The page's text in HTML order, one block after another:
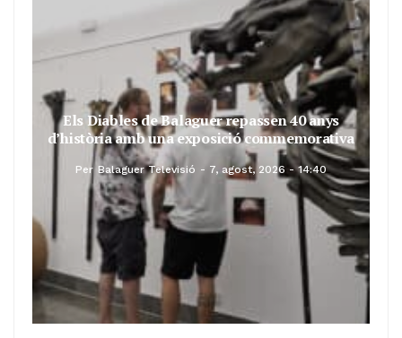
Els Diables de Balaguer repassen 40 anys
d’història amb una exposició commemorativa
Per Balaguer Televisió 7, agost, 2026 - 14:40